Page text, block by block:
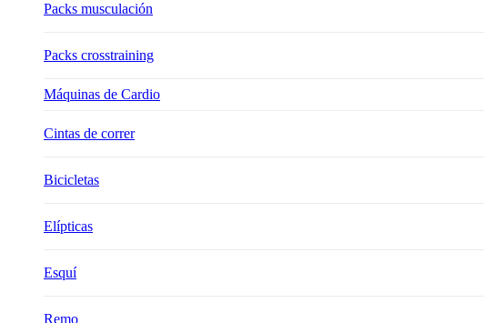
Packs musculación
Packs crosstraining
Máquinas de Cardio
Cintas de correr
Bicicletas
Elípticas
Esquí
Remo